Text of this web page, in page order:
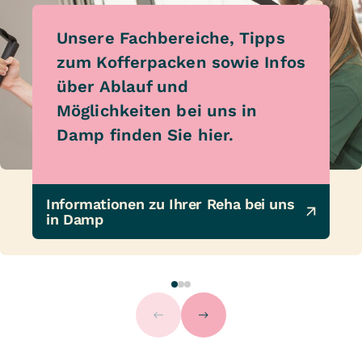
Unsere Fachbereiche, Tipps
zum Kofferpacken sowie Infos
über Ablauf und
Möglichkeiten bei uns in
Damp finden Sie hier.
Informationen zu Ihrer Reha bei uns
in Damp